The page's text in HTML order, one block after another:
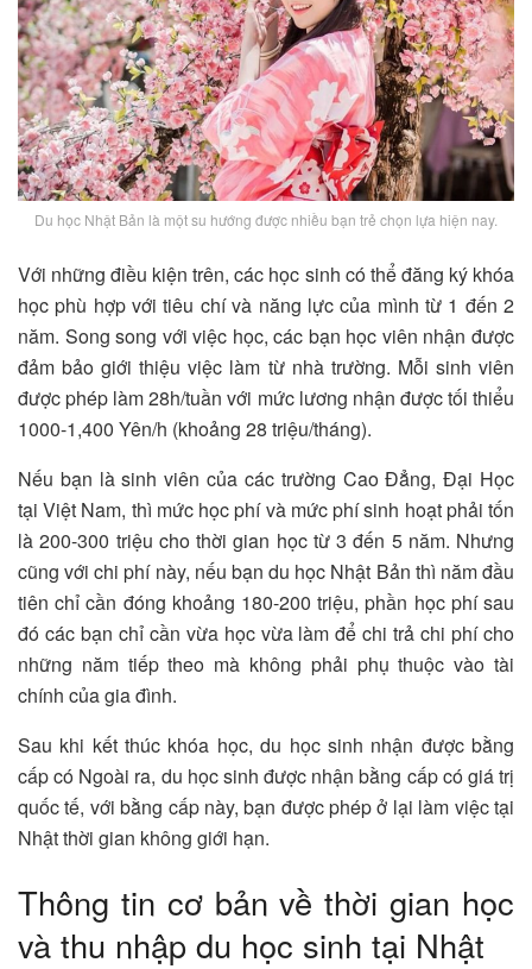
Du học Nhật Bản là một su hướng được nhiều bạn trẻ chọn lựa hiện nay.
Với những điều kiện trên, các học sinh có thể đăng ký khóa
học phù hợp với tiêu chí và năng lực của mình từ 1 đến 2
năm. Song song với việc học, các bạn học viên nhận được
đảm bảo giới thiệu việc làm từ nhà trường. Mỗi sinh viên
được phép làm 28h/tuần với mức lương nhận được tối thiểu
1000-1,400 Yên/h (khoảng 28 triệu/tháng).
Nếu bạn là sinh viên của các trường Cao Đẳng, Đại Học
tại Việt Nam, thì mức học phí và mức phí sinh hoạt phải tốn
là 200-300 triệu cho thời gian học từ 3 đến 5 năm. Nhưng
cũng với chi phí này, nếu bạn du học Nhật Bản thì năm đầu
tiên chỉ cần đóng khoảng 180-200 triệu, phần học phí sau
đó các bạn chỉ cần vừa học vừa làm để chi trả chi phí cho
những năm tiếp theo mà không phải phụ thuộc vào tài
chính của gia đình.
Sau khi kết thúc khóa học, du học sinh nhận được bằng
cấp có Ngoài ra, du học sinh được nhận bằng cấp có giá trị
quốc tế, với bằng cấp này, bạn được phép ở lại làm việc tại
Nhật thời gian không giới hạn.
Thông tin cơ bản về thời gian học
và thu nhập du học sinh tại Nhật